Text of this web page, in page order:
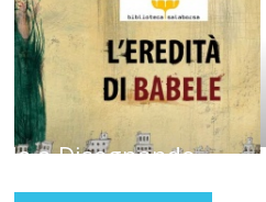
news
Antonella
3 Ottobre 2019